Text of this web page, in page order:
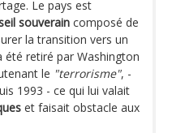
Le pays est
souverain composé de
la transition vers un
été retiré par Washington
le "terrorisme", -
1993 - ce qui lui valait
et faisait obstacle aux